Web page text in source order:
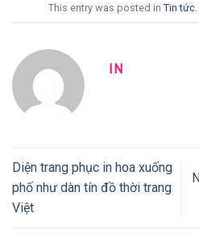
This entry was posted in Tin tức
IN
Diện trang phục in hoa xuống
phố như dàn tín đồ thời trang
Việt